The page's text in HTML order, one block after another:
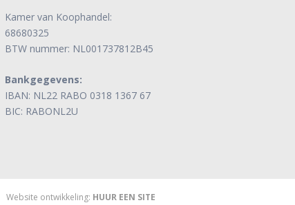
Kamer van Koophandel:
68680325
BTW nummer: NL001737812B45
Bankgegevens:
IBAN: NL22 RABO 0318 1367 67
BIC: RABONL2U
Website ontwikkeling: HUUR EEN SITE